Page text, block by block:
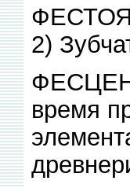
ФЕСТОЯ,
2)
время